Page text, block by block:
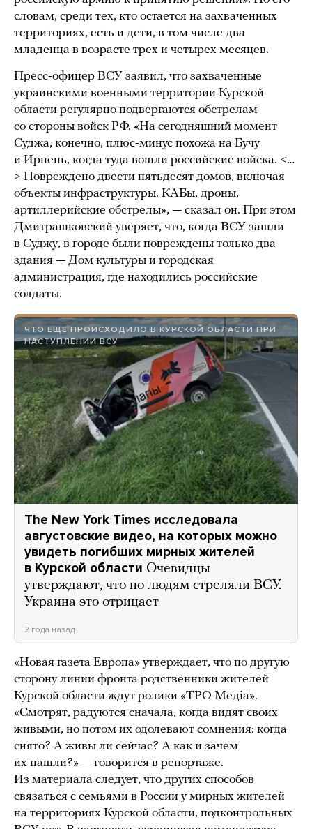
словам, среди тех, кто остается на захваченных
территориях, есть и дети, в том числе два
младенца в возрасте трех и четырех месяцев.
Пресс-офицер ВСУ заявил, что захваченные
украинскими военными территории Курской
области регулярно подвергаются обстрелам
со стороны войск РФ. «На сегодняшний момент
Суджа, конечно, плюс-минус похожа на Бучу
и Ирпень, когда туда вошли российские войска. <…
> Повреждено двести пятьдесят домов, включая
объекты инфраструктуры. КАБы, дроны,
артиллерийские обстрелы», — сказал он. При этом
Дмитрашковский уверяет, что, когда ВСУ зашли
в Суджу, в городе были повреждены только два
здания — Дом культуры и городская
администрация, где находились российские
солдаты.
ЧТО ЕЩЕ ПРОИСХОДИЛО В КУРСКОЙ ОБЛАСТИ ПРИ
НАСТУПЛЕНИИ ВСУ
The New York Times исследовала
августовские видео, на которых можно
увидеть погибших мирных жителей
в Курской области Очевидцы
утверждают, что по людям стреляли ВСУ.
Украина это отрицает
2 года назад
«Новая газета Европа» утверждает, что по другую
сторону линии фронта родственники жителей
Курской области ждут ролики «ТРО Медіа».
«Смотрят, радуются сначала, когда видят своих
живыми, но потом их одолевают сомнения: когда
снято? А живы ли сейчас? А как и зачем
их нашли?» — говорится в репортаже.
Из материала следует, что других способов
связаться с семьями в России у мирных жителей
на территориях Курской области, подконтрольных